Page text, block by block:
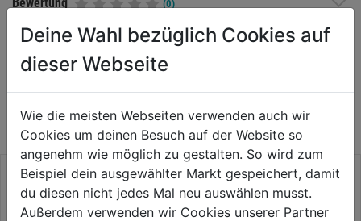
(0)
KATEGORIE
Deine Wahl bezüglich Cookies auf
dieser Webseite
Wie die meisten Webseiten verwenden auch wir
Cookies um deinen Besuch auf der Website so
angenehm wie möglich zu gestalten. So wird zum
Beispiel dein ausgewählter Markt gespeichert, damit
du diesen nicht jedes Mal neu auswählen musst.
Außerdem verwenden wir Cookies unserer Partner